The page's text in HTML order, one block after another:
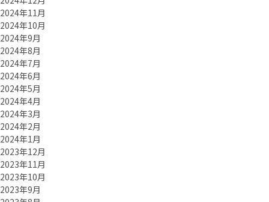
2024年11月
2024年10月
2024年9月
2024年8月
2024年7月
2024年6月
2024年5月
2024年4月
2024年3月
2024年2月
2024年1月
2023年12月
2023年11月
2023年10月
2023年9月